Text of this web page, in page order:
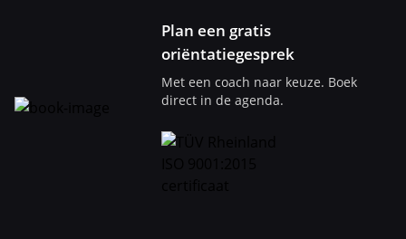
Plan een gratis
oriëntatiegesprek
Met een coach naar keuze. Boek
direct in de agenda.